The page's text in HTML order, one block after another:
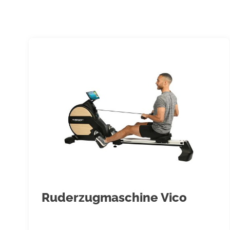
Person zum Trainieren benutzt werden, und die
12. ACHTUNG! Wenn Schwindelgefühle, Übelkeit,
Symptome wahrgenommen werden, das Training abbrechen
13. Generell gilt, dass Sportgeräte kein Spielzeug sind. Sie
bestimmungsgemäß und von entsprechend informierten und
einer weiteren Person, die eine Hilfestellung und Anleitung
Benutzung des Gerätes durch unbeaufsichtigte Kinder ist
Ruderzugmaschine Vico